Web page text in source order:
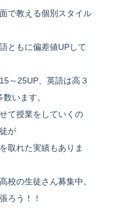
で教える個別スタイル
ともに偏差値UPして
～25UP、英語は高３
います。
て授業をしていくの
が
取れた実績もありま
校の生徒さん募集中。
ろう！！